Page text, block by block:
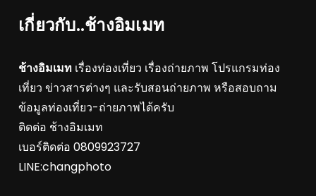
เกี่ยวกับ..ช้างอิมเมท
ช้างอิมเมท เรื่องท่องเที่ยว เรื่องถ่ายภาพ โปรแกรมท่อง
เที่ยว ข่าวสารต่างๆ และรับสอนถ่ายภาพ หรือสอบถาม
ข้อมูลท่องเที่ยว-ถ่ายภาพได้ครับ
ติดต่อ ช้างอิมเมท
เบอร์ติดต่อ 0809923727
LINE:changphoto